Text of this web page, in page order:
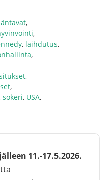
,
,
, laihdutus,
,
,
,
, sokeri, USA,
11.-17.5.2026.